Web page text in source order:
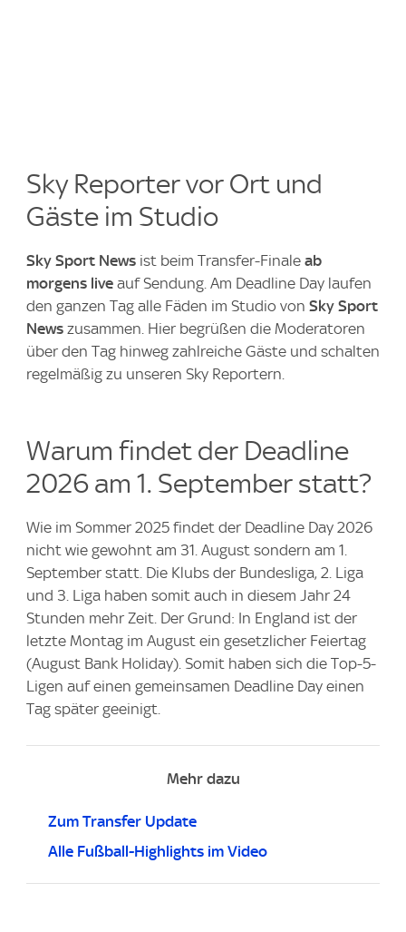
Sky Reporter vor Ort und
Gäste im Studio
Sky Sport News ist beim Transfer-Finale ab
morgens live auf Sendung. Am Deadline Day laufen
den ganzen Tag alle Fäden im Studio von Sky Sport
News zusammen. Hier begrüßen die Moderatoren
über den Tag hinweg zahlreiche Gäste und schalten
regelmäßig zu unseren Sky Reportern.
Warum findet der Deadline
2026 am 1. September statt?
Wie im Sommer 2025 findet der Deadline Day 2026
nicht wie gewohnt am 31. August sondern am 1.
September statt. Die Klubs der Bundesliga, 2. Liga
und 3. Liga haben somit auch in diesem Jahr 24
Stunden mehr Zeit. Der Grund: In England ist der
letzte Montag im August ein gesetzlicher Feiertag
(August Bank Holiday). Somit haben sich die Top-5-
Ligen auf einen gemeinsamen Deadline Day einen
Tag später geeinigt.
Mehr dazu
Zum Transfer Update
Alle Fußball-Highlights im Video